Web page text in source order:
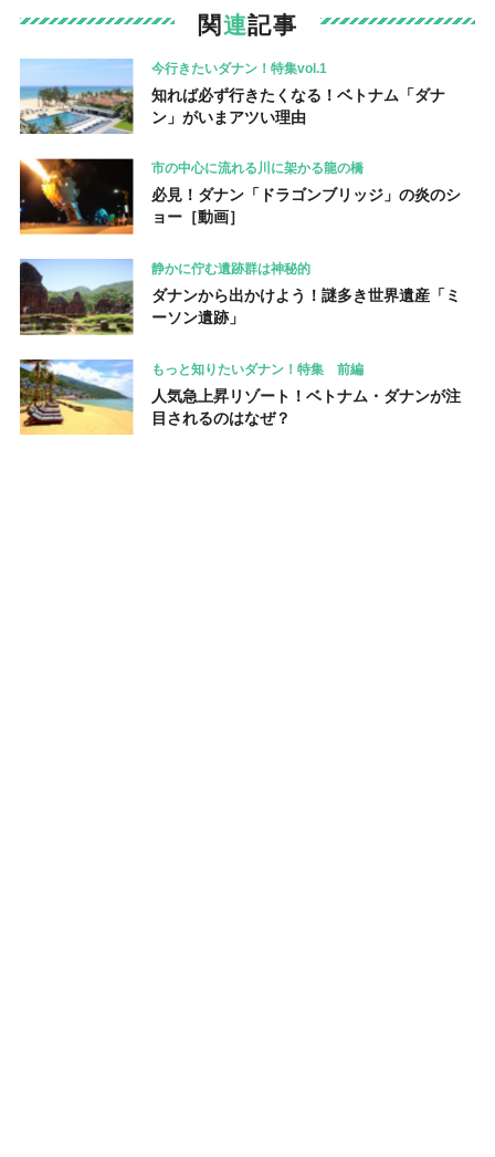
関連記事
今行きたいダナン！特集vol.1
知れば必ず行きたくなる！ベトナム「ダナ
ン」がいまアツい理由
市の中心に流れる川に架かる龍の橋
必見！ダナン「ドラゴンブリッジ」の炎のシ
ョー［動画］
静かに佇む遺跡群は神秘的
ダナンから出かけよう！謎多き世界遺産「ミ
ーソン遺跡」
もっと知りたいダナン！特集 前編
人気急上昇リゾート！ベトナム・ダナンが注
目されるのはなぜ？